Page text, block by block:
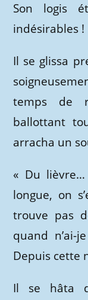
Son logis
indésirables !
Il se glissa
temps de
ballottant
arracha un
« Du
longue, on
trouve pas
quand n’ai-
Depuis cette
Il se hâta